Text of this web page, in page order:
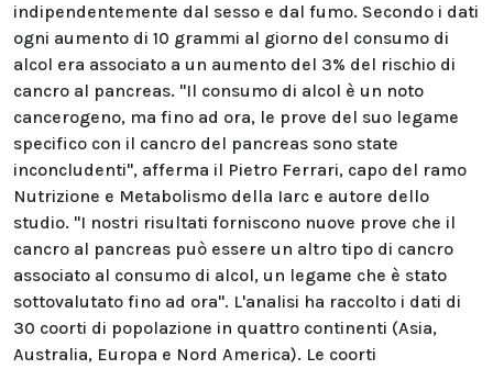
indipendentemente dal sesso e dal fumo. Secondo i dati
ogni aumento di 10 grammi al giorno del consumo di
alcol era associato a un aumento del 3% del rischio di
cancro al pancreas. "Il consumo di alcol è un noto
cancerogeno, ma fino ad ora, le prove del suo legame
specifico con il cancro del pancreas sono state
inconcludenti", afferma il Pietro Ferrari, capo del ramo
Nutrizione e Metabolismo della Iarc e autore dello
studio. "I nostri risultati forniscono nuove prove che il
cancro al pancreas può essere un altro tipo di cancro
associato al consumo di alcol, un legame che è stato
sottovalutato fino ad ora". L'analisi ha raccolto i dati di
30 coorti di popolazione in quattro continenti (Asia,
Australia, Europa e Nord America). Le coorti